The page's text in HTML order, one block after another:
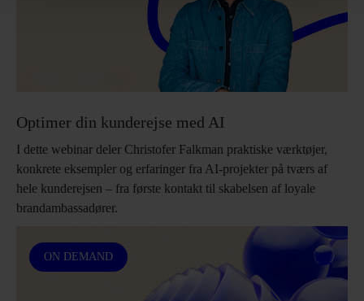
Optimer din kunderejse med AI
I dette webinar deler Christofer Falkman praktiske værktøjer,
konkrete eksempler og erfaringer fra AI-projekter på tværs af
hele kunderejsen – fra første kontakt til skabelsen af loyale
brandambassadører.
ON DEMAND